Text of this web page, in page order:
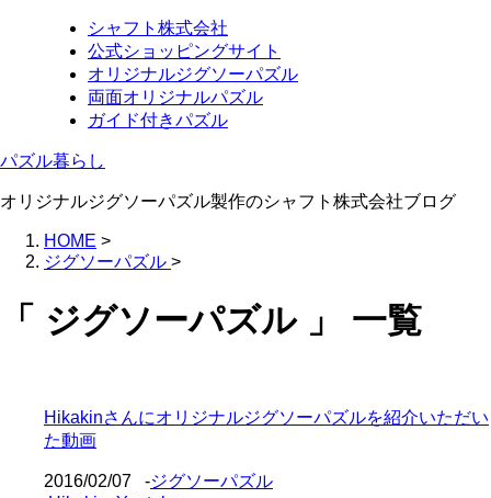
シャフト株式会社
公式ショッピングサイト
オリジナルジグソーパズル
両面オリジナルパズル
ガイド付きパズル
パズル暮らし
オリジナルジグソーパズル製作のシャフト株式会社ブログ
HOME >
ジグソーパズル >
「 ジグソーパズル 」 一覧
Hikakinさんにオリジナルジグソーパズルを紹介いただい
た動画
2016/02/07 -ジグソーパズル